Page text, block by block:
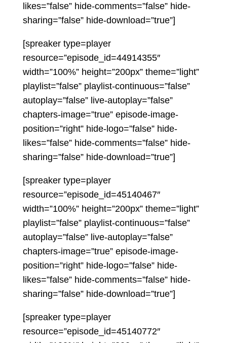
likes=”false” hide-comments=”false” hide-
sharing=”false” hide-download=”true”]
[spreaker type=player
resource=”episode_id=44914355″
width=”100%” height=”200px” theme=”light”
playlist=”false” playlist-continuous=”false”
autoplay=”false” live-autoplay=”false”
chapters-image=”true” episode-image-
position=”right” hide-logo=”false” hide-
likes=”false” hide-comments=”false” hide-
sharing=”false” hide-download=”true”]
[spreaker type=player
resource=”episode_id=45140467″
width=”100%” height=”200px” theme=”light”
playlist=”false” playlist-continuous=”false”
autoplay=”false” live-autoplay=”false”
chapters-image=”true” episode-image-
position=”right” hide-logo=”false” hide-
likes=”false” hide-comments=”false” hide-
sharing=”false” hide-download=”true”]
[spreaker type=player
resource=”episode_id=45140772″